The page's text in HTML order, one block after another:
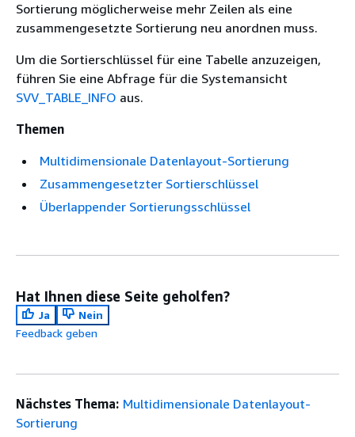
Sortierung möglicherweise mehr Zeilen als eine
zusammengesetzte Sortierung neu anordnen muss.
Um die Sortierschlüssel für eine Tabelle anzuzeigen,
führen Sie eine Abfrage für die Systemansicht
SVV_TABLE_INFO aus.
Themen
Multidimensionale Datenlayout-Sortierung
Zusammengesetzter Sortierschlüssel
Überlappender Sortierungsschlüssel
Hat Ihnen diese Seite geholfen?
Ja
Nein
Feedback geben
Nächstes Thema: Multidimensionale Datenlayout-
Sortierung